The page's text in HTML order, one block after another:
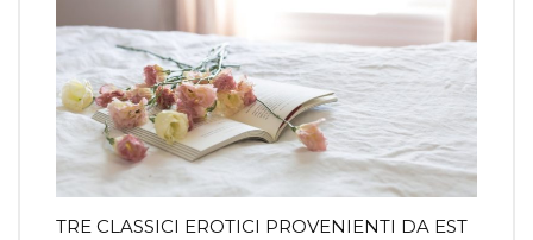
TRE CLASSICI EROTICI PROVENIENTI DA EST